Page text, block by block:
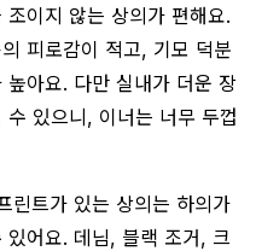
이지 않는 상의가 편해요.
피로감이 적고, 기모 덕분
아요. 다만 실내가 더운 장
있으니, 이너는 너무 두껍
린트가 있는 상의는 하의가
있어요. 데님, 블랙 조거, 크